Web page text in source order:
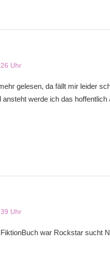
Uhr
gelesen, da fällt mir leider
ansteht werde ich das
Uhr
war Rockstar sucht